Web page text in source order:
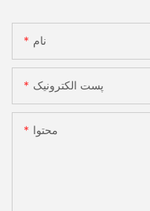
نام
پست الکترونیک
محتوا